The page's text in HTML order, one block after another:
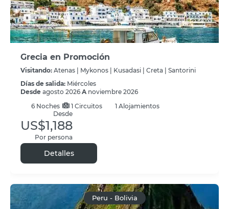
Grecia en Promoción
Visitando: Atenas | Mykonos | Kusadasi | Creta |
Santorini
Días de salida: Miércoles
Desde agosto 2026 A noviembre 2026
6 Noches 1 Circuitos
1 Alojamientos
Desde
US$1,188
Por persona
Detalles
Peru - Bolivia